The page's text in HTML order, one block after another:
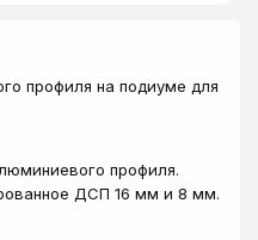
профиля на подиуме для
профиля.
ДСП 16 мм и 8 мм.